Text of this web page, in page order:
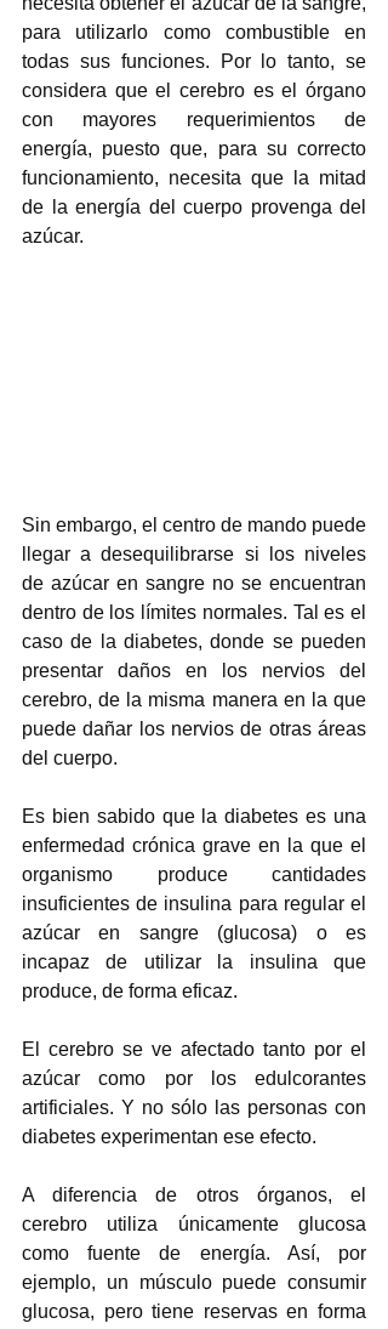
para utilizarlo como combustible en
todas sus funciones. Por lo tanto, se
considera que el cerebro es el órgano
con mayores requerimientos de
energía, puesto que, para su correcto
funcionamiento, necesita que la mitad
de la energía del cuerpo provenga del
azúcar.
Sin embargo, el centro de mando puede
llegar a desequilibrarse si los niveles
de azúcar en sangre no se encuentran
dentro de los límites normales. Tal es el
caso de la diabetes, donde se pueden
presentar daños en los nervios del
cerebro, de la misma manera en la que
puede dañar los nervios de otras áreas
del cuerpo.
Es bien sabido que la diabetes es una
enfermedad crónica grave en la que el
organismo produce cantidades
insuficientes de insulina para regular el
azúcar en sangre (glucosa) o es
incapaz de utilizar la insulina que
produce, de forma eficaz.
El cerebro se ve afectado tanto por el
azúcar como por los edulcorantes
artificiales. Y no sólo las personas con
diabetes experimentan ese efecto.
A diferencia de otros órganos, el
cerebro utiliza únicamente glucosa
como fuente de energía. Así, por
ejemplo, un músculo puede consumir
glucosa, pero tiene reservas en forma